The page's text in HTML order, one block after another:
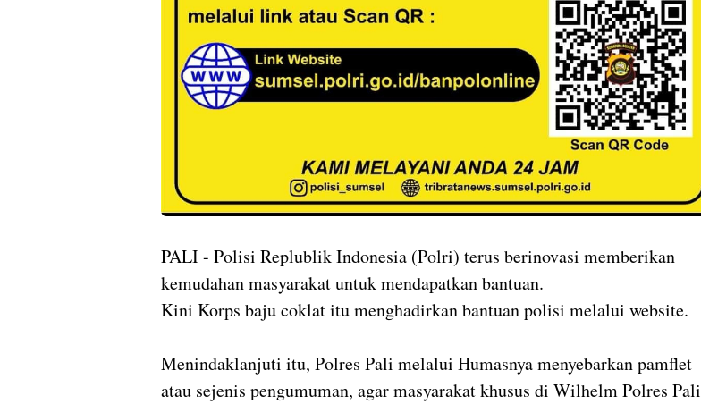
PALI - Polisi Replublik Indonesia (Polri) terus berinovasi memberikan
kemudahan masyarakat untuk mendapatkan bantuan.
Kini Korps baju coklat itu menghadirkan bantuan polisi melalui website.
Menindaklanjuti itu, Polres Pali melalui Humasnya menyebarkan pamflet
atau sejenis pengumuman, agar masyarakat khusus di Wilhelm Polres Pali